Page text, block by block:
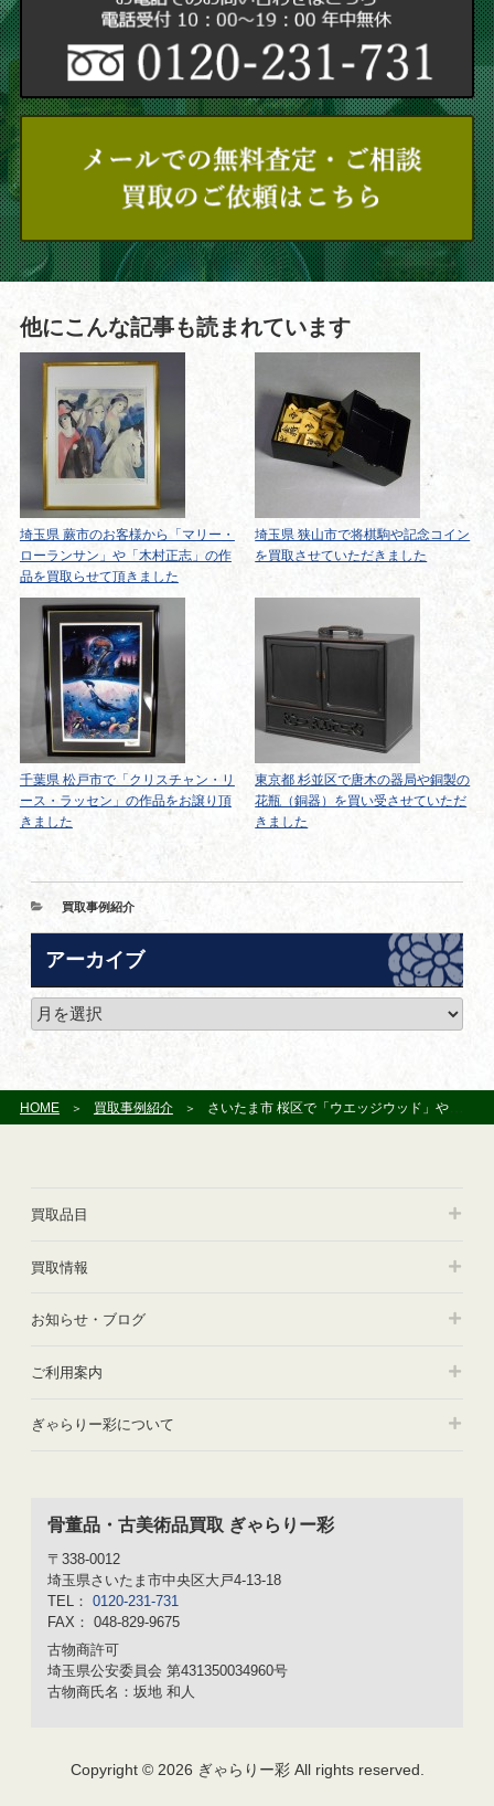
他にこんな記事も読まれています
埼玉県 蕨市のお客様から「マリー・
ローランサン」や「木村正志」の作
品を買取らせて頂きました
埼玉県 狭山市で将棋駒や記念コイン
を買取させていただきました
千葉県 松戸市で「クリスチャン・リ
ース・ラッセン」の作品をお譲り頂
きました
東京都 杉並区で唐木の器局や銅製の
花瓶（銅器）を買い受させていただ
きました
カ
リ
買取事例紹介
アーカイブ
ア
ー
ブ
HOME 買取事例紹介 さいたま市 桜区で「ウエッジウッド」や「ナルミ（鳴海製陶）」 の作品を買い取らせて頂きました
買取品目
買取情報
お知らせ・ブログ
ご利用案内
ぎゃらりー彩について
骨董品・古美術品買取 ぎゃらりー彩
〒338-0012
埼玉県さいたま市中央区大戸4-13-18
TEL： 0120-231-731
FAX： 048-829-9675
古物商許可
埼玉県公安委員会 第431350034960号
古物商氏名：坂地 和人
Copyright © 2026 ぎゃらりー彩 All rights reserved.